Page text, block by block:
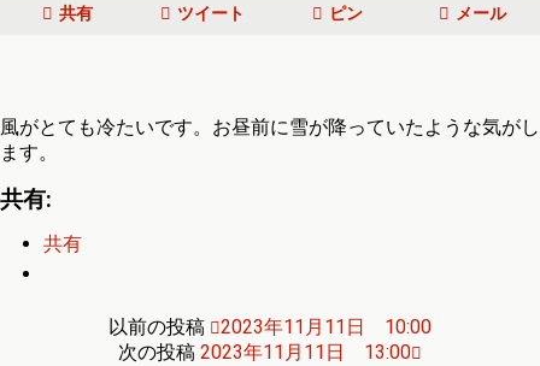
共有 ツイート ピン メール
風がとても冷たいです。お昼前に雪が降っていたような気がし
ます。
共有:
共有
以前の投稿
2023年11月11日 10:00
次の投稿 2023年11月11日 13:00